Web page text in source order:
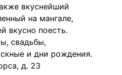
вкуснейший
на мангале,
вкусно поесть.
свадьбы,
и дни рождения.
д. 23